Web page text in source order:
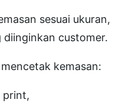
sesuai ukuran,
customer.
kemasan:
print,